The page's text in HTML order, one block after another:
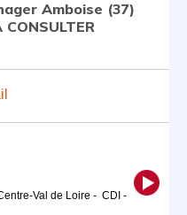
Amboise (37)
Val de Loire - CDI -